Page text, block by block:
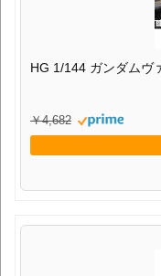
HG 1/144 ガンダムヴ
￥4,682